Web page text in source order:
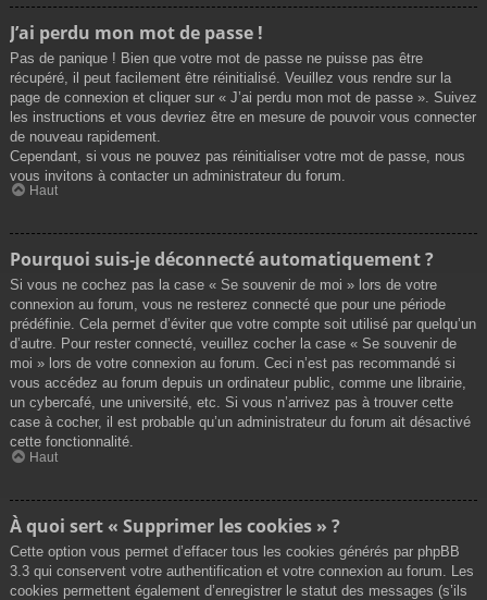
J’ai perdu mon mot de passe !
Pas de panique ! Bien que votre mot de passe ne puisse pas être
récupéré, il peut facilement être réinitialisé. Veuillez vous rendre sur la
page de connexion et cliquer sur « J’ai perdu mon mot de passe ». Suivez
les instructions et vous devriez être en mesure de pouvoir vous connecter
de nouveau rapidement.
Cependant, si vous ne pouvez pas réinitialiser votre mot de passe, nous
vous invitons à contacter un administrateur du forum.
Haut
Pourquoi suis-je déconnecté automatiquement ?
Si vous ne cochez pas la case « Se souvenir de moi » lors de votre
connexion au forum, vous ne resterez connecté que pour une période
prédéfinie. Cela permet d’éviter que votre compte soit utilisé par quelqu’un
d’autre. Pour rester connecté, veuillez cocher la case « Se souvenir de
moi » lors de votre connexion au forum. Ceci n’est pas recommandé si
vous accédez au forum depuis un ordinateur public, comme une librairie,
un cybercafé, une université, etc. Si vous n’arrivez pas à trouver cette
case à cocher, il est probable qu’un administrateur du forum ait désactivé
cette fonctionnalité.
Haut
À quoi sert « Supprimer les cookies » ?
Cette option vous permet d’effacer tous les cookies générés par phpBB
3.3 qui conservent votre authentification et votre connexion au forum. Les
cookies permettent également d’enregistrer le statut des messages (s’ils